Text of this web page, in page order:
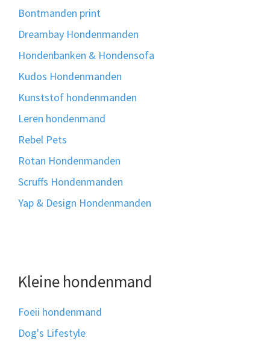
Bontmanden print
Dreambay Hondenmanden
Hondenbanken & Hondensofa
Kudos Hondenmanden
Kunststof hondenmanden
Leren hondenmand
Rebel Pets
Rotan Hondenmanden
Scruffs Hondenmanden
Yap & Design Hondenmanden
Kleine hondenmand
Foeii hondenmand
Dog's Lifestyle